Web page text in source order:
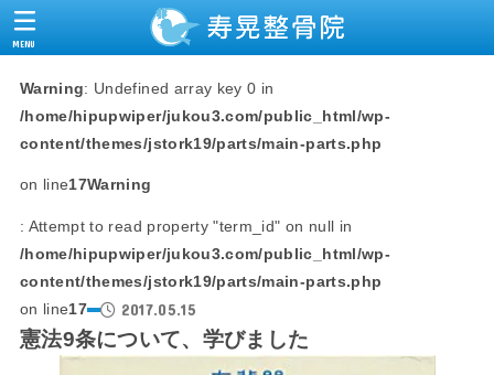
MENU
Warning: Undefined array key 0 in
/home/hipupwiper/jukou3.com/public_html/wp-
content/themes/jstork19/parts/main-parts.php
on line17Warning
: Attempt to read property "term_id" on null in
/home/hipupwiper/jukou3.com/public_html/wp-
content/themes/jstork19/parts/main-parts.php
on line17 2017.05.15
憲法9条について、学びました